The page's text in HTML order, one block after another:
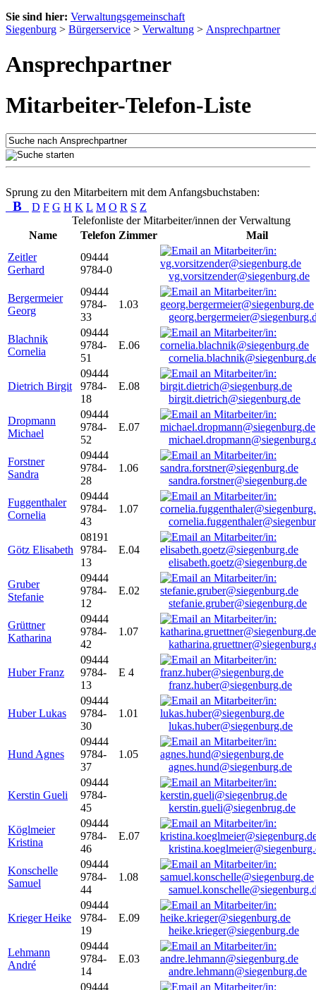
Sie sind hier: Verwaltungsgemeinschaft
Siegenburg > Bürgerservice > Verwaltung > Ansprechpartner
Ansprechpartner
Mitarbeiter-Telefon-Liste
Sprung zu den Mitarbeitern mit dem Anfangsbuchstaben:
B D F G H K L M O R S Z
Telefonliste der Mitarbeiter/innen der Verwaltung
Name
Telefon Zimmer
Mail
Zeitler
Gerhard
09444
9784-0
vg.vorsitzender@siegenburg.de
Bergermeier
Georg
09444
9784-
33
1.03
Blachnik
Cornelia
09444
9784-
51
E.06
Dietrich Birgit
09444
9784-
18
E.08
birgit.dietrich@siegenburg.de
Dropmann
Michael
09444
9784-
52
E.07
Forstner
Sandra
09444
9784-
28
1.06
sandra.forstner@siegenburg.de
Fuggenthaler
Cornelia
09444
9784-
43
1.07
Götz Elisabeth
08191
9784-
13
E.04
elisabeth.goetz@siegenburg.de
Gruber
Stefanie
09444
9784-
12
E.02
stefanie.gruber@siegenburg.de
Grüttner
Katharina
09444
9784-
42
1.07
Huber Franz
09444
9784-
13
E 4
franz.huber@siegenburg.de
Huber Lukas
09444
9784-
30
1.01
lukas.huber@siegenburg.de
Hund Agnes
09444
9784-
37
1.05
agnes.hund@siegenburg.de
Kerstin Gueli
09444
9784-
45
kerstin.gueli@siegenbrug.de
Köglmeier
Kristina
09444
9784-
46
E.07
Konschelle
Samuel
09444
9784-
44
1.08
Krieger Heike
09444
9784-
19
E.09
heike.krieger@siegenburg.de
Lehmann
André
09444
9784-
14
E.03
andre.lehmann@siegenburg.de
09444